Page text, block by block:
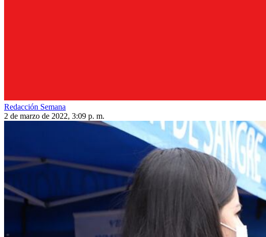
Redacción Semana
2 de marzo de 2022, 3:09 p. m.